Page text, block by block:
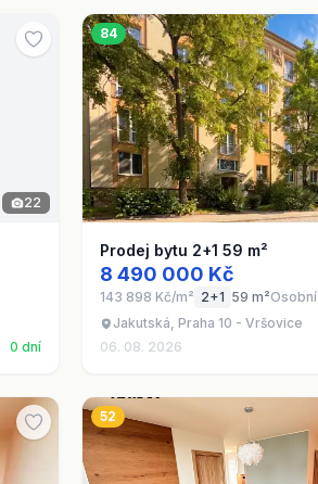
22
0 dní
84
Prodej bytu 2+1 59 m²
8 490 000 Kč
143 898 Kč/m² 2+1 59 m²Osobní
Jakutská, Praha 10 - Vršovice
06. 08. 2026
52